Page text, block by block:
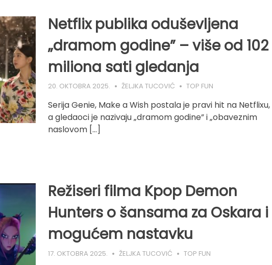
Netflix publika oduševljena
„dramom godine” – više od 102
miliona sati gledanja
20. OKTOBRA 2025. ŽELJKA TUCOVIĆ TOP FUN
Serija Genie, Make a Wish postala je pravi hit na Netflixu,
a gledaoci je nazivaju „dramom godine” i „obaveznim
naslovom […]
Režiseri filma Kpop Demon
Hunters o šansama za Oskara i
mogućem nastavku
17. OKTOBRA 2025. ŽELJKA TUCOVIĆ TOP FUN